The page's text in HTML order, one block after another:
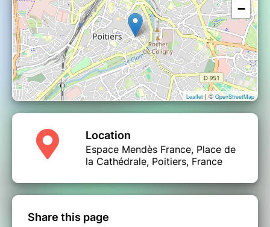
−
Leaflet| © OpenStreetMap
Location
Espace Mendès France, Place de
la Cathédrale, Poitiers, France
Share this page